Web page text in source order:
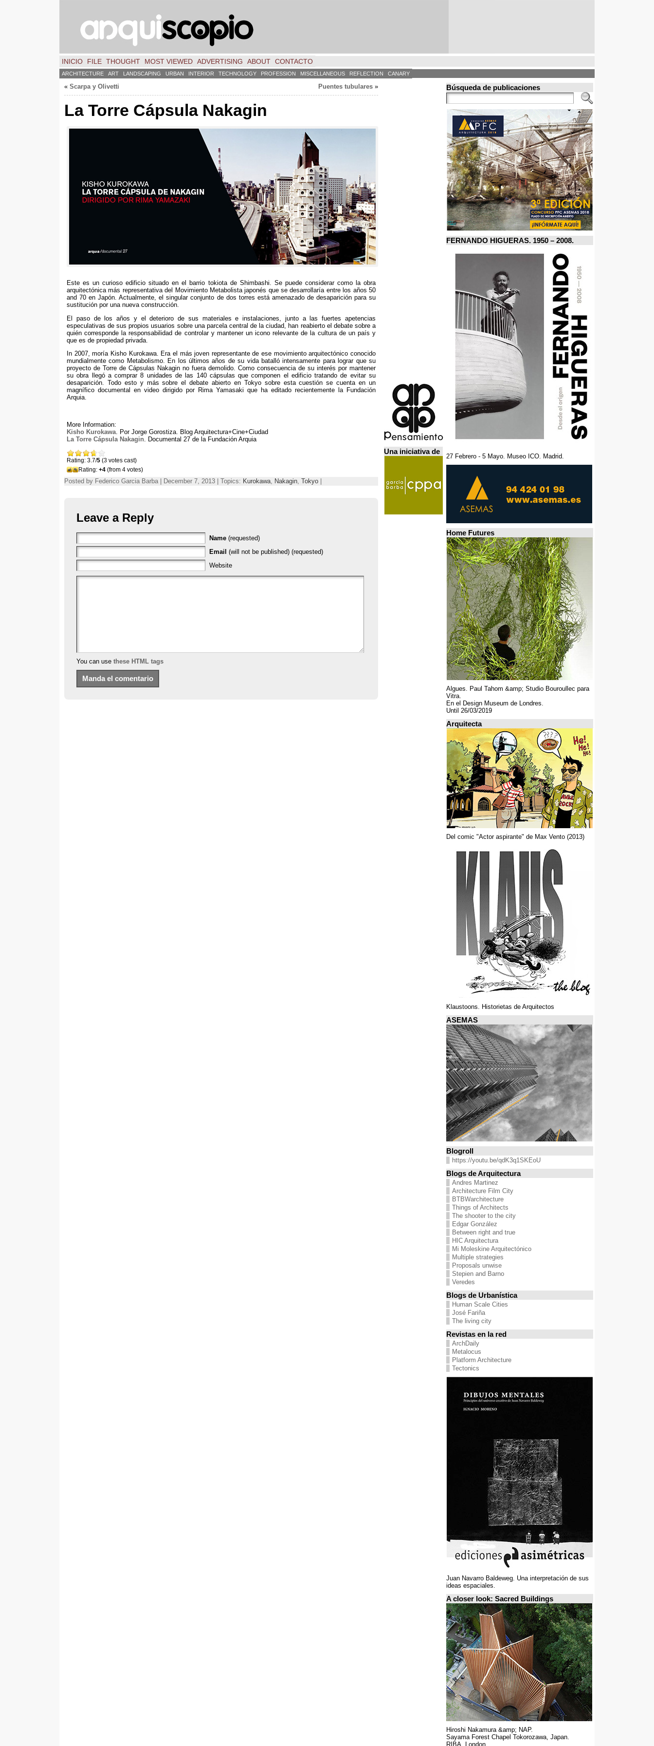
INICIO FILE THOUGHT MOST VIEWED ADVERTISING ABOUT CONTACTO
ARCHITECTURE ART LANDSCAPING URBAN INTERIOR TECHNOLOGY PROFESSION MISCELLANEOUS REFLECTION CANARY
« Scarpa y Olivetti Puentes tubulares »
La Torre Cápsula Nakagin
Este es un curioso edificio situado en el barrio tokiota de Shimbashi
Se puede considerar como la obra
arquitectónica más representativa del Movimiento Metabolista japonés que se desarrollaría entre los años 50
and 70en Japón .Actualmente ,el singular conjunto de dos torres está amenazado de desaparición para su
sustitución por una nueva construcción
El paso de los años y el deterioro de sus materiales e instalaciones
junto a las fuertes apetencias
especulativas de sus propios usuarios sobre una parcela central de la ciudad ,han reabierto el debate sobre a
quién corresponde la responsabilidad de controlar y mantener un icono relevante de la cultura de un país y
que es de propiedad privada
In 2007,moría Kisho Kurokawa. Era el más joven representante de ese movimiento arquitectónico conocido
mundialmente como Metabolismo. En los últimos años de su vida batalló intensamente para lograr que su
proyecto de Torre de Cápsulas Nakagin no fuera demolido. Como consecuencia de su interés por mantener
su obra llegó a comprar8 unidades de las 140 cápsulas que componen el edificio tratando de evitar su
desaparición. Todo esto y más sobre el debate abierto en Tokyo sobre esta cuestión se cuenta en un
magnífico documental en video dirigido por Rima Yamasaki que ha editado recientemente la Fundación
Arquia.
More Information:
Kisho Kurokawa
Por Jorge Gorostiza
Blog Arquitectura+Cine+Ciudad
La Torre Cápsula Nakagin
Documental 27 de la Fundación Arquia
Rating: 3.7/5 (3 votes cast)
Rating: +4 (from 4 votes)
Posted by Federico Garcia Barba | December 7, 2013 | Topics: Kurokawa Nakagin Tokyo
Leave a Reply
Name (requested)
Email (will not be published) (requested)
Website
You can use these HTML tags
Una iniciativa de
Búsqueda de publicaciones
FERNANDO HIGUERAS. 1950 – 2008.
27 Febrero - 5 Mayo. Museo ICO. Madrid.
Home Futures
Algues. Paul Tahom &amp; Studio Bouroullec para
Vitra.
En el Design Museum de Londres.
Until 26/03/2019
Arquitecta
Del comic "Actor aspirante" de Max Vento (2013)
Klaustoons. Historietas de Arquitectos
ASEMAS
Blogroll
https://youtu.be/qdK3q1SKEoU
Blogs de Arquitectura
Andres Martinez
Architecture Film City
BTBWarchitecture
Things of Architects
The shooter to the city
Edgar González
Between right and true
HIC Arquitectura
Mi Moleskine Arquitectónico
Multiple strategies
Proposals unwise
Stepien and Barno
Veredes
Blogs de Urbanística
Human Scale Cities
José Fariña
The living city
Revistas en la red
ArchDaily
Metalocus
Platform Architecture
Tectonics
Juan Navarro Baldeweg. Una interpretación de sus
ideas espaciales.
A closer look: Sacred Buildings
Hiroshi Nakamura &amp; NAP.
Sayama Forest Chapel Tokorozawa, Japan.
RIBA, London.